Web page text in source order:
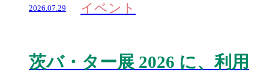
2026.07.29 イベント
茨バ・ター展 2026 に、利用